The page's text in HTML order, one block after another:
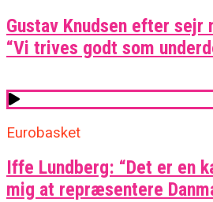
Gustav Knudsen efter sejr
“Vi trives godt som
Eurobasket
Iffe Lundberg: “Det er en
mig at repræsentere